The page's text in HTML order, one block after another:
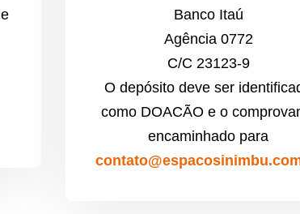
Banco Itaú
Agência 0772
C/C 23123-9
O depósito deve ser
como DOACÃO e o
encaminhado para